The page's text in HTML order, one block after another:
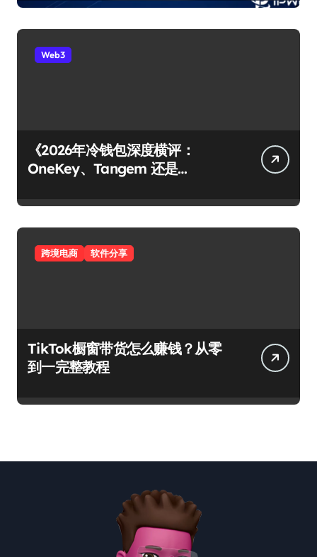
Web3
《2026年冷钱包深度横评：
OneKey、Tangem 还是
垒？》
跨境电商 软件分享
TikTok橱窗带货怎么赚钱？从零
到一完整教程